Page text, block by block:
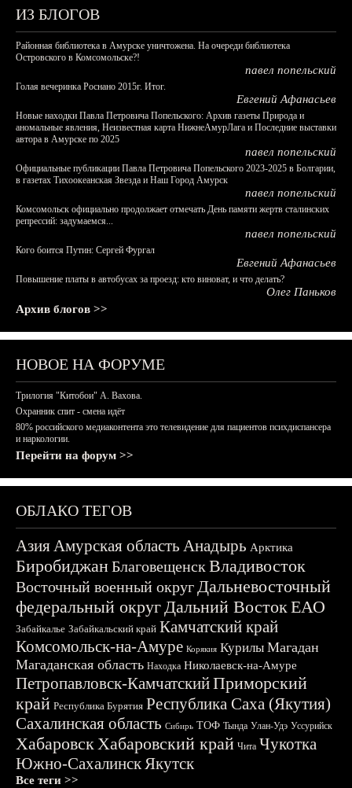
ИЗ БЛОГОВ
Районная библиотека в Амурске уничтожена. На очереди библиотека
Островского в Комсомольске?!
павел попельский
Голая вечеринка Роснано 2015г. Итог.
Евгений Афанасьев
Новые находки Павла Петровича Попельского: Архив газеты Природа и
аномальные явления, Неизвестная карта НижнеАмурЛага и Последние выставки
автора в Амурске по 2025
павел попельский
Официальные публикации Павла Петровича Попельского 2023-2025 в Болгарии,
в газетах Тихоокеанская Звезда и Наш Город Амурск
павел попельский
Комсомольск официально продолжает отмечать День памяти жертв сталинских
репрессий: задумаемся...
павел попельский
Кого боится Путин: Сергей Фургал
Евгений Афанасьев
Повышение платы в автобусах за проезд: кто виноват, и что делать?
Олег Паньков
Архив блогов >>
НОВОЕ НА ФОРУМЕ
Трилогия "Китобои" А. Вахова.
Охранник спит - смена идёт
80% российского медиаконтента это телевидение для пациентов психдиспансера
и наркологии.
Перейти на форум >>
ОБЛАКО ТЕГОВ
АзияАмурская область Анадырь Арктика
БиробиджанБлаговещенскВладивосток
Восточный военный округДальневосточный
федеральный округДальний ВостокЕАО
Забайкалье Забайкальский край Камчатский край
Комсомольск-на-Амуре Корякия Курилы Магадан
Магаданская область Находка Николаевск-на-Амуре
Петропавловск-КамчатскийПриморский
край Республика Бурятия Республика Саха (Якутия)
Сахалинская область Сибирь ТОФ Тында Улан-Удэ Уссурийск
ХабаровскХабаровский край Чита Чукотка
Южно-СахалинскЯкутск
Все теги >>